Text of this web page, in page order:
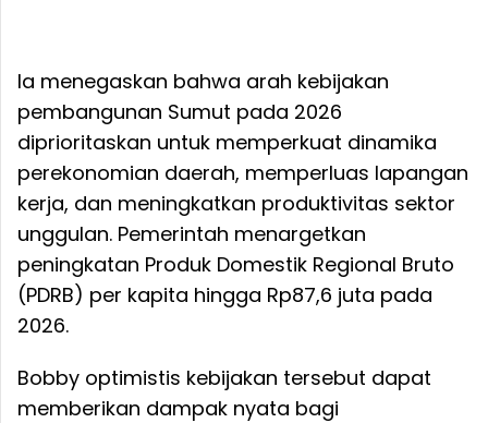
Ia menegaskan bahwa arah kebijakan
pembangunan Sumut pada 2026
diprioritaskan untuk memperkuat dinamika
perekonomian daerah, memperluas lapangan
kerja, dan meningkatkan produktivitas sektor
unggulan. Pemerintah menargetkan
peningkatan Produk Domestik Regional Bruto
(PDRB) per kapita hingga Rp87,6 juta pada
2026.
Bobby optimistis kebijakan tersebut dapat
memberikan dampak nyata bagi